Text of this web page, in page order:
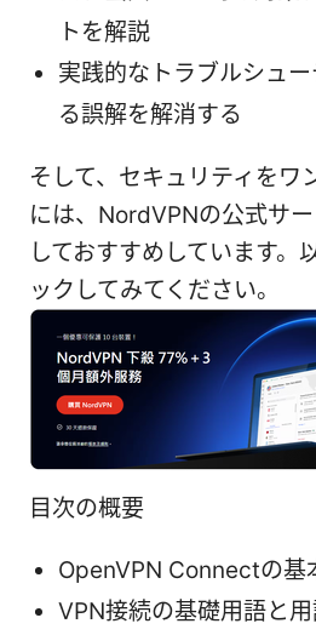
トを解説
実践的なトラブルシュ
る誤解を解消する
そして、セキュリティをワ
には、NordVPNの公式サ
しておすすめしています。
ックしてみてください。
目次の概要
OpenVPN Connectの基
VPN接続の基礎用語と